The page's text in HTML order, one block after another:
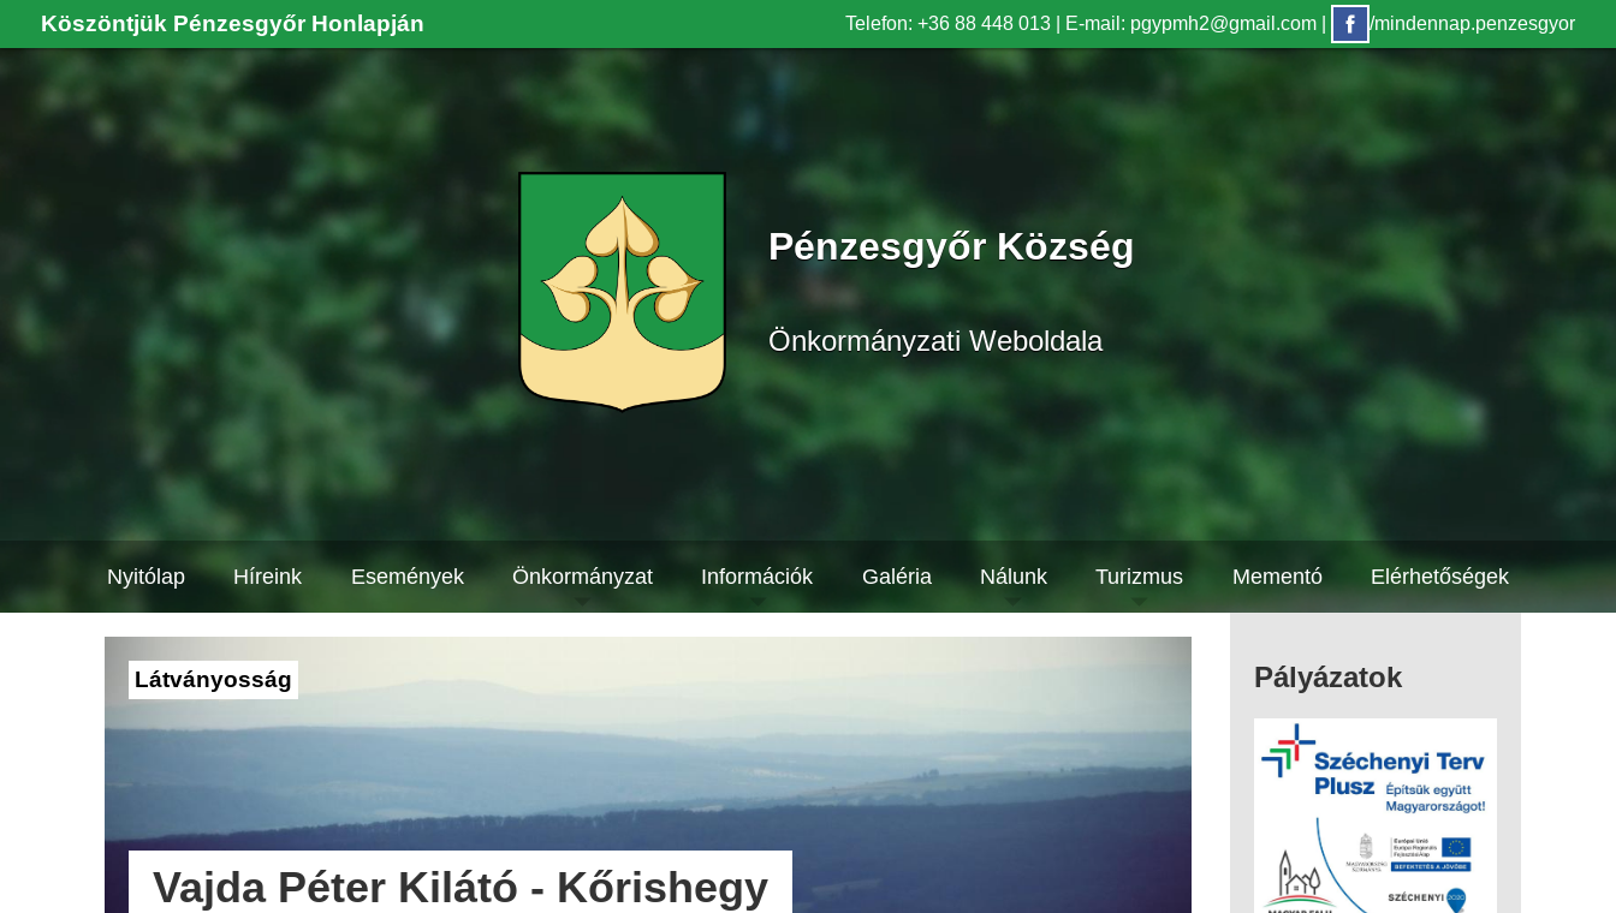
Köszöntjük Pénzesgyőr Honlapján Telefon: +36 88 448 013 E-mail: pgypmh2@gmail.com /mindennap.penzesgyor
Pénzesgyőr Község
Önkormányzati Weboldala
Nyitólap Híreink Események Önkormányzat Információk Galéria Nálunk Turizmus Mementó Elérhetőségek
Vajda Péter Kilátó - Kőrishegy
Látványosság Pályázatok